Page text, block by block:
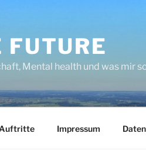
Mental health und was mir
Auftritte Impressum